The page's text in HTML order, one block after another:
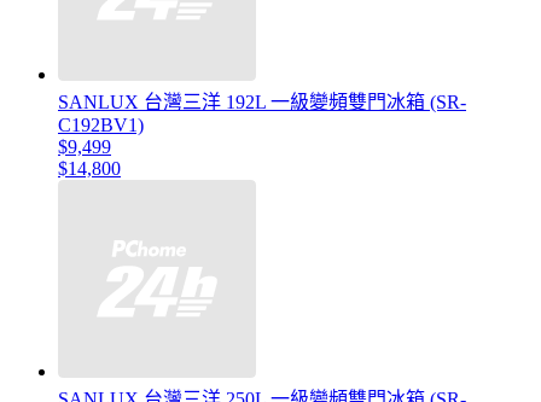
SANLUX 台灣三洋 192L 一級變頻雙門冰箱 (SR-
C192BV1)
$9,499
$14,800